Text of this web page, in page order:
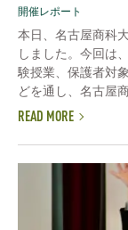
開催レポート
本日、名古屋商科
しました。今回は
験授業、保護者対
どを通し、名古屋商
READ MORE